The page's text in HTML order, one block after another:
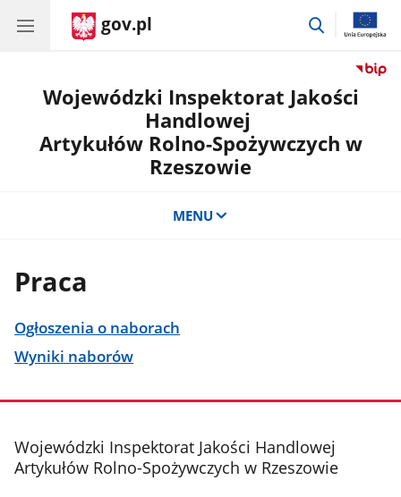
gov.pl
przejdź
Wojewódzki Inspektorat Jakości
Handlowej
Artykułów Rolno-Spożywczych w
Rzeszowie
MENU
Praca
Ogłoszenia o naborach
Wyniki naborów
stopka
Wojewódzki Inspektorat Jakości Handlowej
Artykułów Rolno-Spożywczych w Rzeszowie